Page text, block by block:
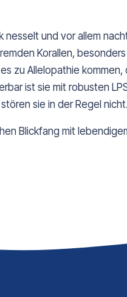
nesselt und vor allem
Korallen,
zu Allelopathie
ist sie mit robusten
sie in der Regel nicht.
Blickfang mit